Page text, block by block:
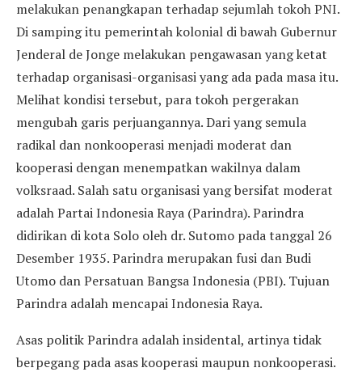
melakukan penangkapan terhadap sejumlah tokoh PNI.
Di samping itu pemerintah kolonial di bawah Gubernur
Jenderal de Jonge melakukan pengawasan yang ketat
terhadap organisasi-organisasi yang ada pada masa itu.
Melihat kondisi tersebut, para tokoh pergerakan
mengubah garis perjuangannya. Dari yang semula
radikal dan nonkooperasi menjadi moderat dan
kooperasi dengan menempatkan wakilnya dalam
volksraad. Salah satu organisasi yang bersifat moderat
adalah Partai Indonesia Raya (Parindra). Parindra
didirikan di kota Solo oleh dr. Sutomo pada tanggal 26
Desember 1935. Parindra merupakan fusi dan Budi
Utomo dan Persatuan Bangsa Indonesia (PBI). Tujuan
Parindra adalah mencapai Indonesia Raya.
Asas politik Parindra adalah insidental, artinya tidak
berpegang pada asas kooperasi maupun nonkooperasi.